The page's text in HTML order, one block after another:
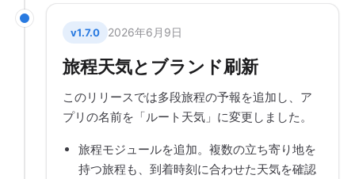
v1.7.0 2026年6月9日
旅程天気とブランド刷新
このリリースでは多段旅程の予報を追加し、ア
プリの名前を「ルート天気」に変更しました。
旅程モジュールを追加。複数の立ち寄り地を
持つ旅程も、到着時刻に合わせた天気を確認